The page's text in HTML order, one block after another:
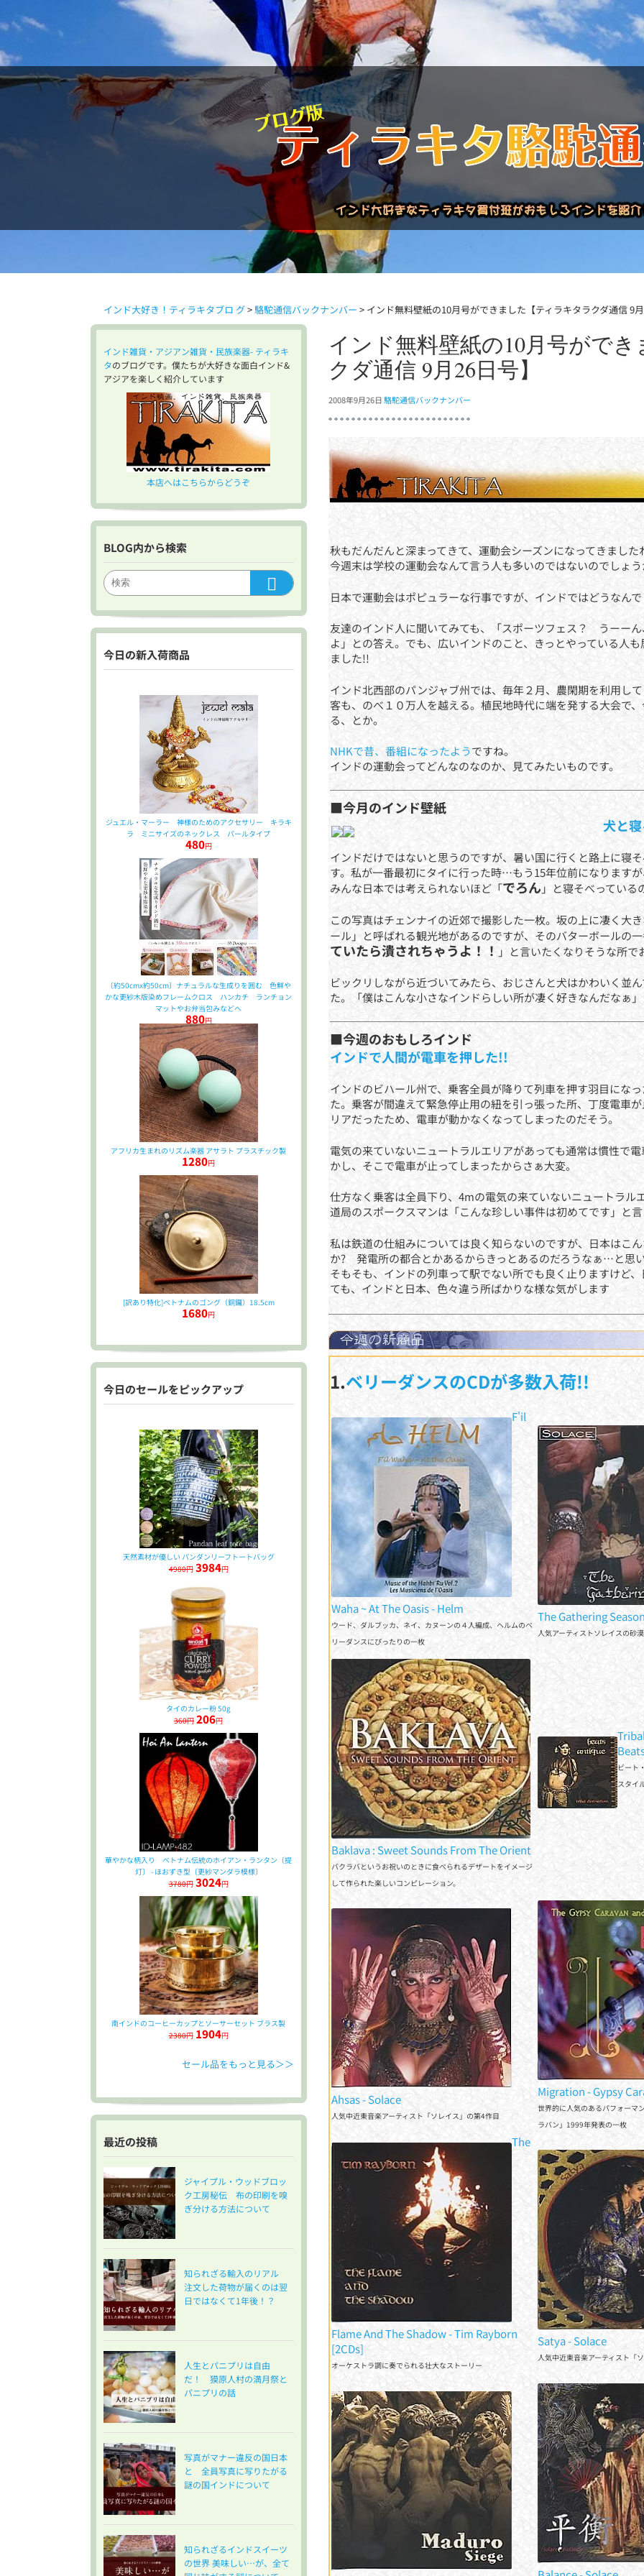
インド大好き！ティラキタブロ グ>駱駝通信バックナンバー > インド無料壁紙の10月号ができました【ティラキタラクダ通信 9月
インド無料壁紙の10月号がで
クダ通信 9月26日号】
2008年9月26日駱駝通信バックナンバー
秋もだんだんと深まってきて、運動会シーズンになってきました
今週末は学校の運動会なんて言う人も多いのではないのでしょう
日本で運動会はポピュラーな行事ですが、インドではどうなん
友達のインド人に聞いてみても、「スポーツフェス？ うーー
よ」との答え。でも、広いインドのこと、きっとやっている人
ました!!
インド北西部のパンジャブ州では、毎年２月、農閑期を利用し
客も、のべ１０万人を越える。植民地時代に端を発する大会で
る、とか。
NHKで昔、番組になったようですね。
インドの運動会ってどんなのなのか、見てみたいものです。
■今月のインド壁紙
犬と
インドだけではないと思うのですが、暑い国に行くと路上に寝
す。私が一番最初にタイに行った時…もう15年位前になります
みんな日本では考えられないほど「でろん」と寝そべっている
この写真はチェンナイの近郊で撮影した一枚。坂の上に凄く大
ール」と呼ばれる観光地があるのですが、そのバターボールの一
ていたら潰されちゃうよ！！ 」と言いたくなりそうな所で
ビックリしながら近づいてみたら、おじさんと犬はかわいく並
た。「僕はこんな小さなインドらしい所が凄く好きなんだなぁ
■今週のおもしろインド
インドで人間が電車を押した!!
インドのビハール州で、乗客全員が降りて列車を押す羽目にな
た。乗客が間違えて緊急停止用の紐を引っ張った所、丁度電車
リアだったため、電車が動かなくなってしまったのだそう。
電気の来ていないニュートラルエリアがあっても通常は慣性で
かし、そこで電車が止ってしまったからさぁ大変。
仕方なく乗客は全員下り、4mの電気の来ていないニュートラル
道局のスポークスマンは「こんな珍しい事件は初めてです」と言
私は鉄道の仕組みについては良く知らないのですが、日本はこ
か? 発電所の都合とかあるからきっとあるのだろうなぁ…と思
そもそも、インドの列車って駅でない所でも良く止りますけど
ても、インドと日本、色々違う所ばかりな様な気がします
1.ベリーダンスのCDが多数入荷!!
F'il
Waha ~ At The Oasis - Helm
ウード、ダルブッカ、ネイ、カヌーンの４人編成、ヘルムのベ
リーダンスにぴったりの一枚
Gathering Season -
人気アーティストソレイスの砂
Baklava : Sweet Sounds From The Orient
バクラバというお祝いのときに食べられるデザートをイメージ
して作られた楽しいコンピレーション。
ビート
ルを交
Ahsas - Solace
人気中近東音楽アーティスト「ソレイス」の第4作目
Migration - Gypsy
世界的に人気のあるパフォーマ
ン」1999年発表の一枚
The
Flame And The Shadow - Tim Rayborn
[2CDs]
オーケストラ調に奏でられる壮大なストーリー
Satya - Solace
人気中近東音楽アーティスト「
インド雑貨・アジアン雑貨・民族楽器- ティラキ
タのブログです。僕たちが大好きな面白インド&
アジアを楽しく紹介しています
本店へはこちらからどうぞ
BLOG内から検索
今日の新入荷商品
ジュエル・マーラー 神様のためのアクセサリー キラキ
ラ ミニサイズのネックレス パールタイプ
480円
〔約50cmx約50cm〕ナチュラルな生成りを囲む 色鮮や
かな更紗木版染めフレームクロス ハンカチ ランチョン
マットやお弁当包みなどへ
880円
アフリカ生まれのリズム楽器 アサラト プラスチック製
1280円
[訳あり特化]ベトナムのゴング（銅鑼）18.5cm
1680円
今日のセールをピックアップ
天然素材が優しい パンダンリーフトートバッグ
4980円3984円
タイのカレー粉 50g
360円 206円
華やかな柄入り ベトナム伝統のホイアン・ランタン〔提
灯〕 - ほおずき型〔更紗マンダラ模様〕
3780円3024円
南インドのコーヒーカップとソーサーセット ブラス製
2380円1904円
セール品をもっと見る＞＞
最近の投稿
ジャイプル・ウッドブロッ
ク工房秘伝 布の印刷を嗅
ぎ分ける方法について
知られざる輸入のリアル
注文した荷物が届くのは翌
日ではなくて1年後！？
人生とパニプリは自由
だ！ 獏原人村の満月祭と
パニプリの話
写真がマナー違反の国日本
と 全員写真に写りたがる
謎の国インドについて
知られざるインドスイーツ
の世界 美味しい…が、全て